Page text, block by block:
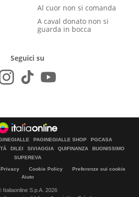
Al cuor non si comanda
A caval donato non si
guarda in bocca
Seguici su
PAGINEGIALLE SHOP
PGCASA
DILEI SIVIAGGIA QUIFINANZA
BUONISSIMO
SUPEREVA
Privacy Cookie Policy
Preferenze sui cookie
Aiuto
Italiaonline S.p.A. 2026